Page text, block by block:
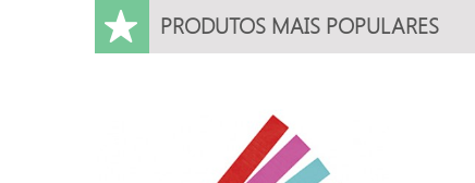
PRODUTOS MAIS POPULARES